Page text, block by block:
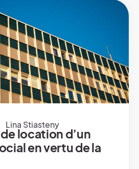
Lina Stiasteny
location d’un
en vertu de la